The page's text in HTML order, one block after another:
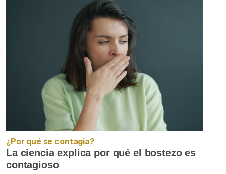
¿Por qué se contagia?
La ciencia explica por qué el bostezo es
contagioso